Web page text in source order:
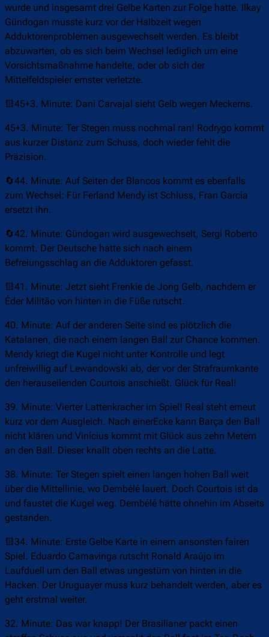
wurde und insgesamt drei Gelbe Karten zur Folge hatte. Ilkay
Gündogan musste kurz vor der Halbzeit wegen
Adduktorenproblemen ausgewechselt werden. Es bleibt
abzuwarten, ob es sich beim Wechsel lediglich um eine
Vorsichtsmaßnahme handelte, oder ob sich der
Mittelfeldspieler ernster verletzte.
🟨45+3. Minute: Dani Carvajal sieht Gelb wegen Meckerns.
45+3. Minute: Ter Stegen muss nochmal ran! Rodrygo kommt
aus kurzer Distanz zum Schuss, doch wieder fehlt die
Präzision.
🔄44. Minute: Auf Seiten der Blancos kommt es ebenfalls
zum Wechsel: Für Ferland Mendy ist Schluss, Fran García
ersetzt ihn.
🔄42. Minute: Gündogan wird ausgewechselt, Sergi Roberto
kommt. Der Deutsche hatte sich nach einem
Befreiungsschlag an die Adduktoren gefasst.
🟨41. Minute: Jetzt sieht Frenkie de Jong Gelb, nachdem er
Éder Militão von hinten in die Füße rutscht.
40. Minute: Auf der anderen Seite sind es plötzlich die
Katalanen, die nach einem langen Ball zur Chance kommen.
Mendy kriegt die Kugel nicht unter Kontrolle und legt
unfreiwillig auf Lewandowski ab, der vor der Strafraumkante
den herauseilenden Courtois anschießt. Glück für Real!
39. Minute: Vierter Lattenkracher im Spiel! Real steht erneut
kurz vor dem Ausgleich. Nach einerEcke kann Barça den Ball
nicht klären und Vinícius kommt mit Glück aus zehn Metern
an den Ball. Dieser knallt oben rechts an die Latte.
38. Minute: Ter Stegen spielt einen langen hohen Ball weit
über die Mittellinie, wo Dembélé lauert. Doch Courtois ist da
und faustet die Kugel weg. Dembélé hätte ohnehin im Abseits
gestanden.
🟨34. Minute: Erste Gelbe Karte in einem ansonsten fairen
Spiel. Eduardo Camavinga rutscht Ronald Araújo im
Laufduell um den Ball etwas ungestüm von hinten in die
Hacken. Der Uruguayer muss kurz behandelt werden, aber es
geht erstmal weiter.
32. Minute: Das war knapp! Der Brasilianer packt einen